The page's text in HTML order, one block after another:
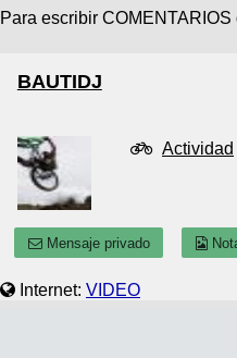
Para escribir COMENTARIOS
BAUTIDJ
Actividad
Mensaje privado
Internet: VIDEO